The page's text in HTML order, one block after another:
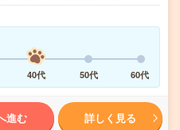
40代 50代 60代
進む 詳しく見る